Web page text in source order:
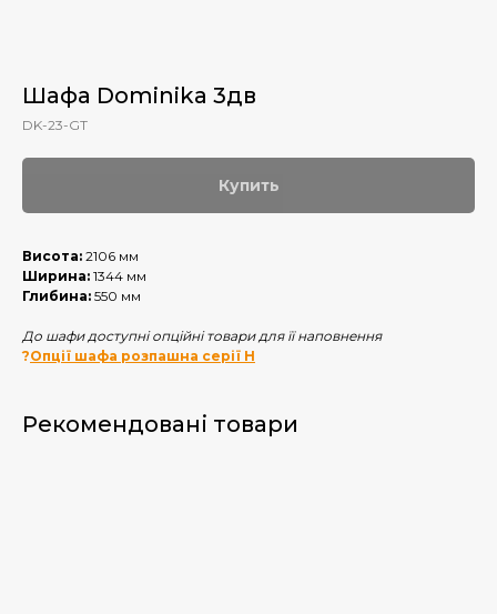
Шафа Dominika 3дв
DK-23-GT
Купить
Висота: 2106 мм
Ширина: 1344 мм
Глибина: 550 мм
До шафи доступні опційні товари для її наповнення
?Опції шафа розпашна серії Н
Рекомендовані товари